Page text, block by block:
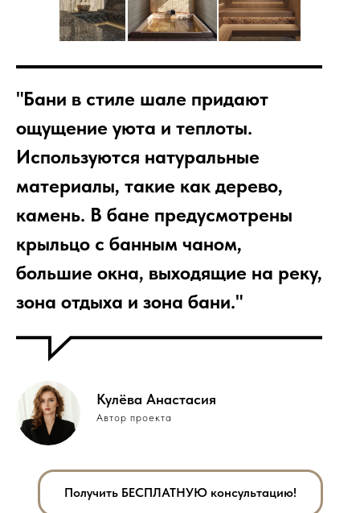
"Бани в стиле шале придают
ощущение уюта и теплоты.
Используются натуральные
материалы, такие как дерево,
камень. В бане предусмотрены
крыльцо с банным чаном,
большие окна, выходящие на реку,
зона отдыха и зона бани."
Кулёва Анастасия
Автор проекта
Получить БЕСПЛАТНУЮ консультацию!